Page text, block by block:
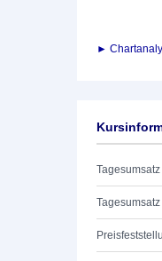
►
Tagesumsatz